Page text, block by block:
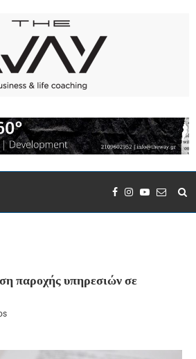
παροχής υπηρεσιών σε